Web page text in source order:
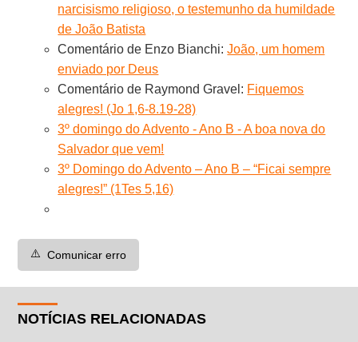
narcisismo religioso, o testemunho da humildade
de João Batista
Comentário de Enzo Bianchi:João, um homem
enviado por Deus
Comentário de Raymond Gravel: Fiquemos
alegres! (Jo 1,6-8.19-28)
3º domingo do Advento - Ano B - A boa nova do
Salvador que vem!
3º Domingo do Advento – Ano B – “Ficai sempre
alegres!” (1Tes 5,16)
⚠️ Comunicar erro
NOTÍCIAS RELACIONADAS